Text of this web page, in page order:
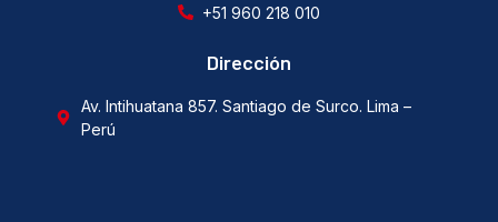
+51 960 218 010
Dirección
Av. Intihuatana 857. Santiago de Surco. Lima –
Perú